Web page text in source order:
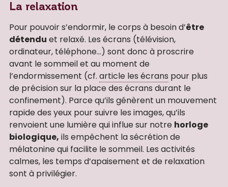
La relaxation
Pour pouvoir s’endormir, le corps à besoin d’être
détendu et relaxé. Les écrans (télévision,
ordinateur, téléphone…) sont donc à proscrire
avant le sommeil et au moment de
l’endormissement (cf. article les écrans pour plus
de précision sur la place des écrans durant le
confinement). Parce qu’ils génèrent un mouvement
rapide des yeux pour suivre les images, qu’ils
renvoient une lumière qui influe sur notre horloge
biologique, ils empêchent la sécrétion de
mélatonine qui facilite le sommeil. Les activités
calmes, les temps d’apaisement et de relaxation
sont à privilégier.